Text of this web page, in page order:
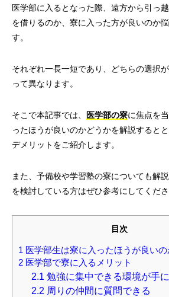
医学部に入るとなった際、遠方から引っ
を借りるのか、寮に入った方が良いのか
す。
それぞれ一長一短であり、どちらの選択
って異なります。
そこで本記事では、 医学部の寮に焦点を
ったほうが良いのかどうかを解説すると
デメリットをご紹介します。
また、予備校や学習塾の寮についても解
を検討している方はぜひ参考にしてくださ
目次
1 医学部生は寮に入ったほうが良いの
2 医学部で寮に入るメリット
2.1 勉強に集中できる環境が手
2.2 周りの仲間に質問できる